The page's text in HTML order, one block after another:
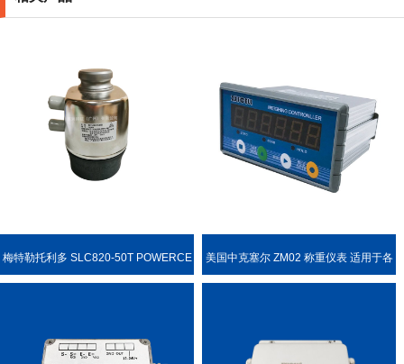
梅特勒托利多 SLC820-50T POWERCE 美国中克塞尔 ZM02 称重仪表 适用于各